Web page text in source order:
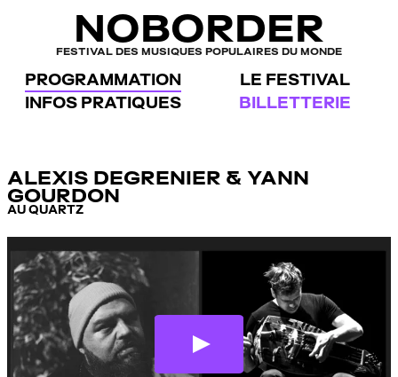
NOBORDER
FESTIVAL DES MUSIQUES POPULAIRES DU MONDE
PROGRAMMATION
LE FESTIVAL
INFOS PRATIQUES
BILLETTERIE
ALEXIS DEGRENIER & YANN
GOURDON
AU QUARTZ